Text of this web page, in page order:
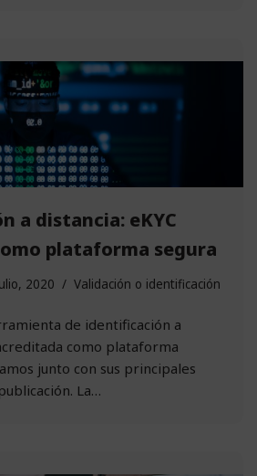
a distancia: eKYC
plataforma segura
2020 Validación o identificación
de identificación a
como plataforma
junto con sus principales
La…